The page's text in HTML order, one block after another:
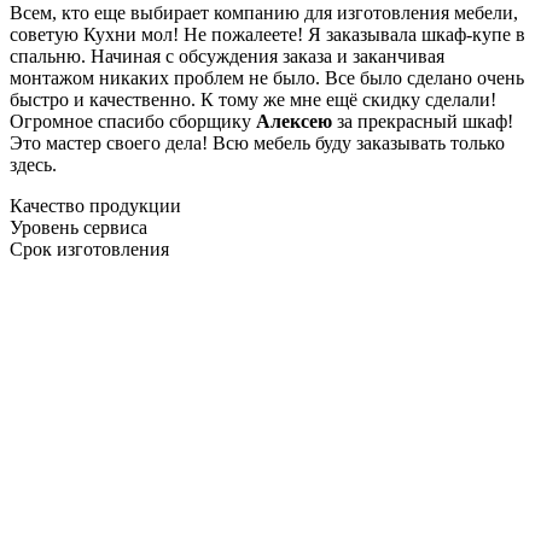
Всем, кто еще выбирает компанию для изготовления мебели,
советую Кухни мол! Не пожалеете! Я заказывала шкаф-купе в
спальню. Начиная с обсуждения заказа и заканчивая
монтажом никаких проблем не было. Все было сделано очень
быстро и качественно. К тому же мне ещё скидку сделали!
Огромное спасибо сборщику Алексею за прекрасный шкаф!
Это мастер своего дела! Всю мебель буду заказывать только
здесь.
Качество продукции
Уровень сервиса
Срок изготовления